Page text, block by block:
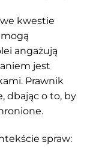
kwestie
angażują
jest
Prawnik
dbając o to, by
spraw: